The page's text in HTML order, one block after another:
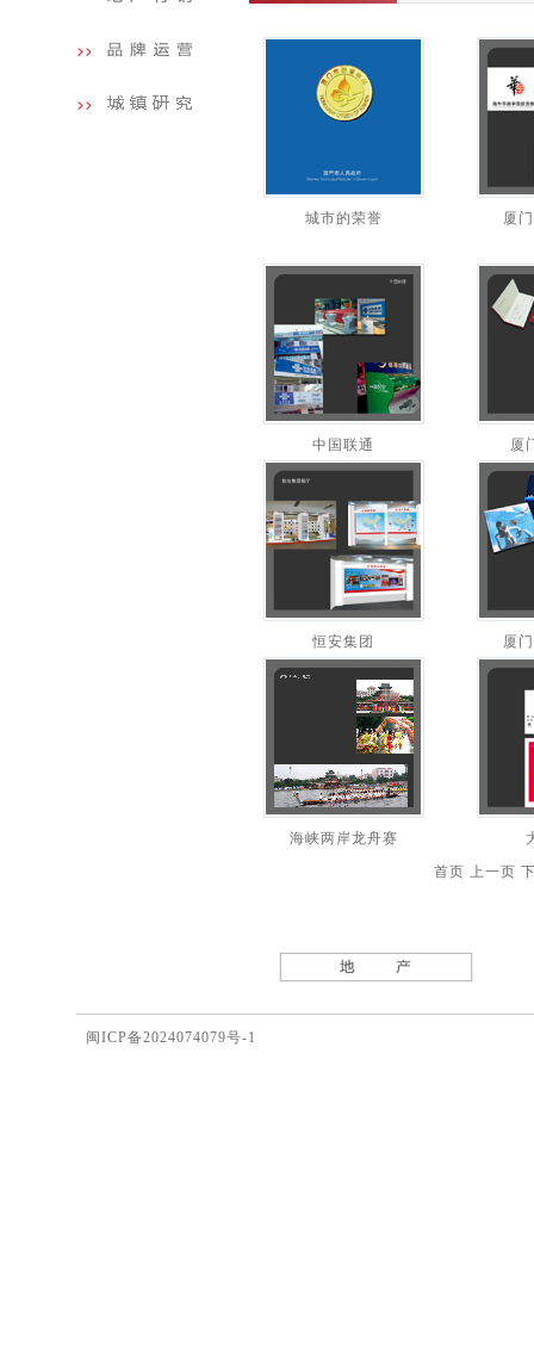
城市的荣誉 厦
中国联通 厦
恒安集团 厦
海峡两岸龙舟赛
首页 上一页
闽ICP备2024074079号-1